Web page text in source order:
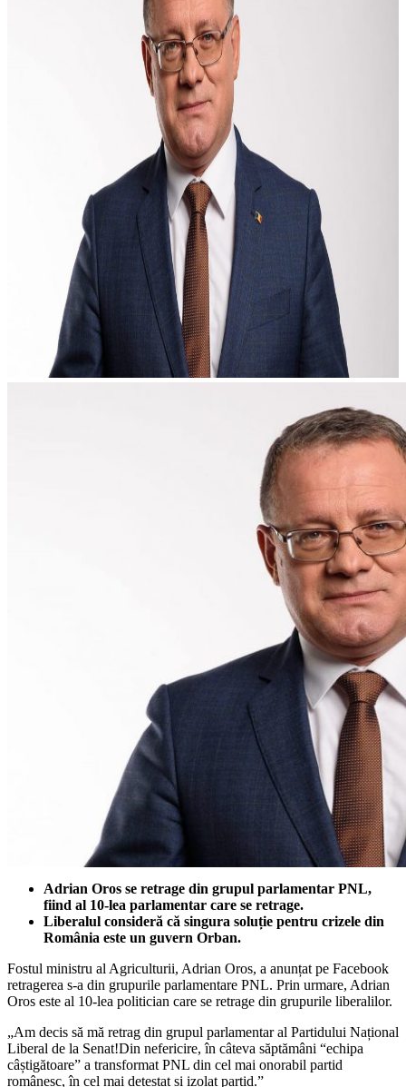
Adrian Oros se retrage din grupul parlamentar PNL,
fiind al 10-lea parlamentar care se retrage.
Liberalul consideră că singura soluție pentru crizele din
România este un guvern Orban.
Fostul ministru al Agriculturii, Adrian Oros, a anunțat pe Facebook
retragerea s-a din grupurile parlamentare PNL. Prin urmare, Adrian
Oros este al 10-lea politician care se retrage din grupurile liberalilor.
„Am decis să mă retrag din grupul parlamentar al Partidului Național
Liberal de la Senat!Din nefericire, în câteva săptămâni “echipa
câștigătoare” a transformat PNL din cel mai onorabil partid
românesc, în cel mai detestat si izolat partid.”